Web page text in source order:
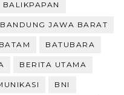
BALIKPAPAN
BANDUNG JAWA BARAT
BATAM BATUBARA
BERITA UTAMA
BNI